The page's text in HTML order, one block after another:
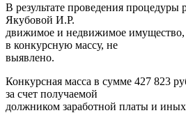
В результате проведения процедуры
Якубовой И.Р.
движимое и недвижимое
в конкурсную массу, не
выявлено.
Конкурсная масса в сумме 427 823
за счет получаемой
должником заработной платы и